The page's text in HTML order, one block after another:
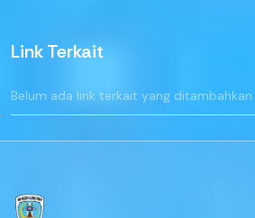
Link Terkait
Belum ada link terkait yang ditambahkan.